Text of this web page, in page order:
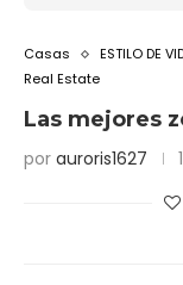
Casas ESTILO DE
Real Estate
Las mejores
por auroris1627